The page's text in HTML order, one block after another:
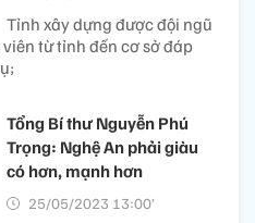
Tỉnh xây dựng được đội ngũ
từ tỉnh đến cơ sở đáp
Tổng Bí thư Nguyễn Phú
Trọng: Nghệ An phải giàu
có hơn, mạnh hơn
25/05/2023 13:00’